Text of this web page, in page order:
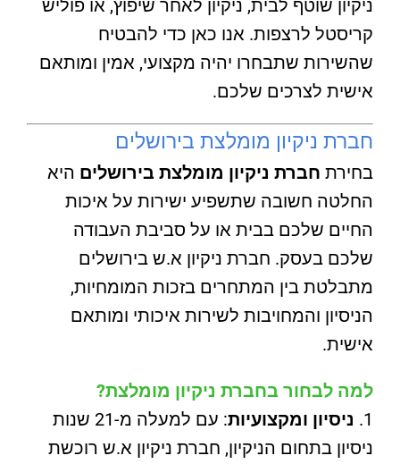
ניקיון שוטף לבית, ניקיון לאחר שיפוץ, או פוליש
קריסטל לרצפות. אנו כאן כדי להבטיח
שהשירות שתבחרו יהיה מקצועי, אמין ומותאם
אישית לצרכים שלכם.
חברת ניקיון מומלצת בירושלים
בחירת חברת ניקיון מומלצת בירושלים היא
החלטה חשובה שתשפיע ישירות על איכות
החיים שלכם בבית או על סביבת העבודה
שלכם בעסק. חברת ניקיון א.ש בירושלים
מתבלטת בין המתחרים בזכות המומחיות,
הניסיון והמחויבות לשירות איכותי ומותאם
אישית.
למה לבחור בחברת ניקיון מומלצת?
ניסיון ומקצועיות
: עם למעלה מ-21 שנות
ניסיון בתחום הניקיון, חברת ניקיון א.ש רוכשת